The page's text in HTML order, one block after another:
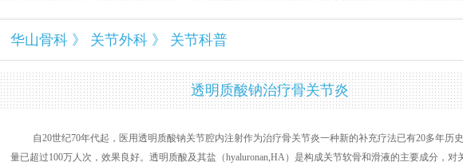
华山骨科 》 关节外科 》 关节科普
透明质酸钠治疗骨关节炎
自20世纪70年代起，医用透明质酸钠关节腔内注射作为治疗骨关节炎一种新的补充疗法已有20多年历
量已超过100万人次，效果良好。透明质酸及其盐（hyaluronan,HA）是构成关节软骨和滑液的主要成分，对